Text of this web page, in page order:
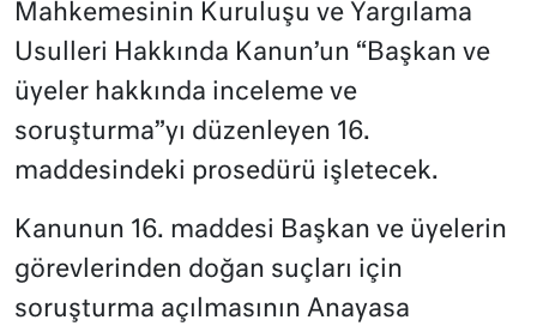
Mahkemesinin Kuruluşu ve Yargılama
Usulleri Hakkında Kanun’un “Başkan ve
üyeler hakkında inceleme ve
soruşturma”yı düzenleyen 16.
maddesindeki prosedürü işletecek.
Kanunun 16. maddesi Başkan ve üyelerin
görevlerinden doğan suçları için
soruşturma açılmasının Anayasa